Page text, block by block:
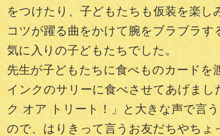
をつけたり、子どもたちも仮装を楽し
コツが躍る曲をかけて腕をブラブラす
気に入りの子どもたちでした。
先生が子どもたちに食べものカードを
インクのサリーに食べさせてあげまし
ク オア トリート！」と大きな声で言
ので、はりきって言うお友だちやちょ